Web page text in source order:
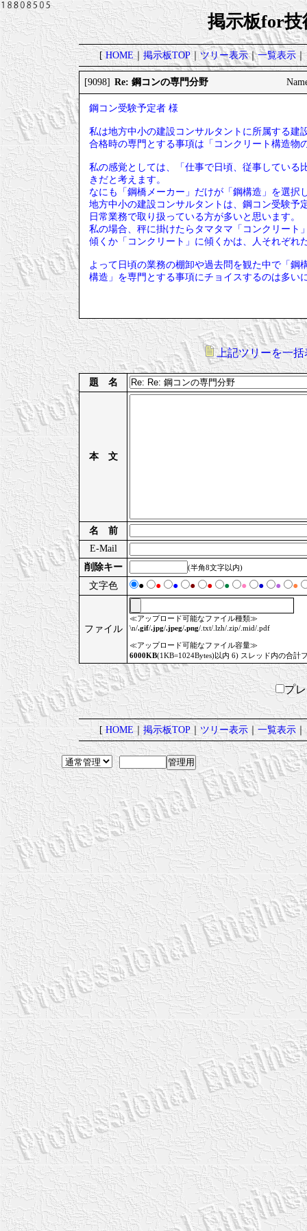
掲示板for技
[HOME｜掲示板TOP｜ツリー表示｜一覧表示｜
[9098] Re: 鋼コンの専門分野
鋼コン受験予定者 様
私は地方中小の建設コンサルタントに所属する建
合格時の専門とする事項は「コンクリート構造物
私の感覚としては、「仕事で日頃、従事している
きだと考えます。
なにも「鋼橋メーカー」だけが「鋼構造」を選択
地方中小の建設コンサルタントは、鋼コン受験予
日常業務で取り扱っている方が多いと思います。
私の場合、秤に掛けたらタマタマ「コンクリート
傾くか「コンクリート」に傾くかは、人それぞれ
よって日頃の業務の棚卸や過去問を観た中で「
構造」を専門とする事項にチョイスするのは多い
上記ツリーを一括
題 名
本 文
名 前
E-Mail
削除キー
(半角8文字以内)
文字色 ● ● ● ● ● ● ● ● ● ●
ファイル
≪アップロード可能なファイル種類≫
\n/.gif/.jpg/.jpeg/.png/.txt/.lzh/.zip/.mid/.pdf
≪アップロード可能なファイル容量≫
6000KB(1KB=1024Bytes)以内 6) スレッド内の合計
プ
[HOME｜掲示板TOP｜ ツリー表示｜ 一覧表示｜